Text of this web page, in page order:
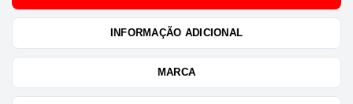
INFORMAÇÃO ADICIONAL
MARCA